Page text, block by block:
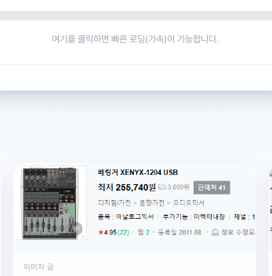
여기를 클릭하면 빠른 로딩(가속)이 가능합니다.
이미지 글